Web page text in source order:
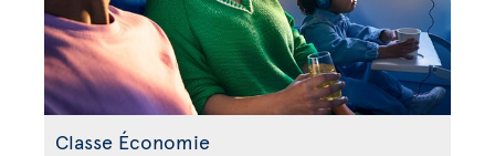
Classe Économie